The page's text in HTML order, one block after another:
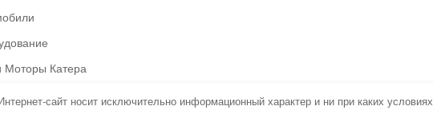
Моторы Катера
сайт носит исключительно информационный характер и ни при каких условиях